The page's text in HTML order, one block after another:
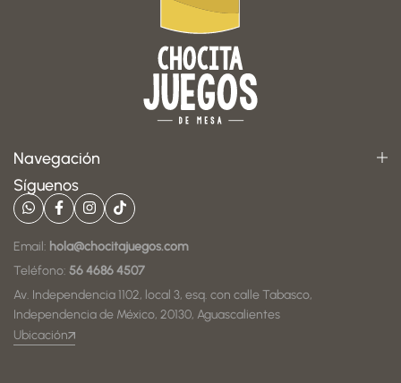
Navegación
Síguenos
Email: hola@chocitajuegos.com
Teléfono: 56 4686 4507
Av. Independencia 1102, local 3, esq. con calle Tabasco,
Independencia de México, 20130, Aguascalientes
Ubicación